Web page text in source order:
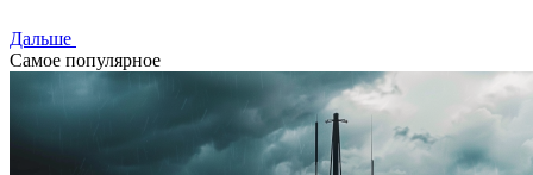
Дальше
Самое популярное